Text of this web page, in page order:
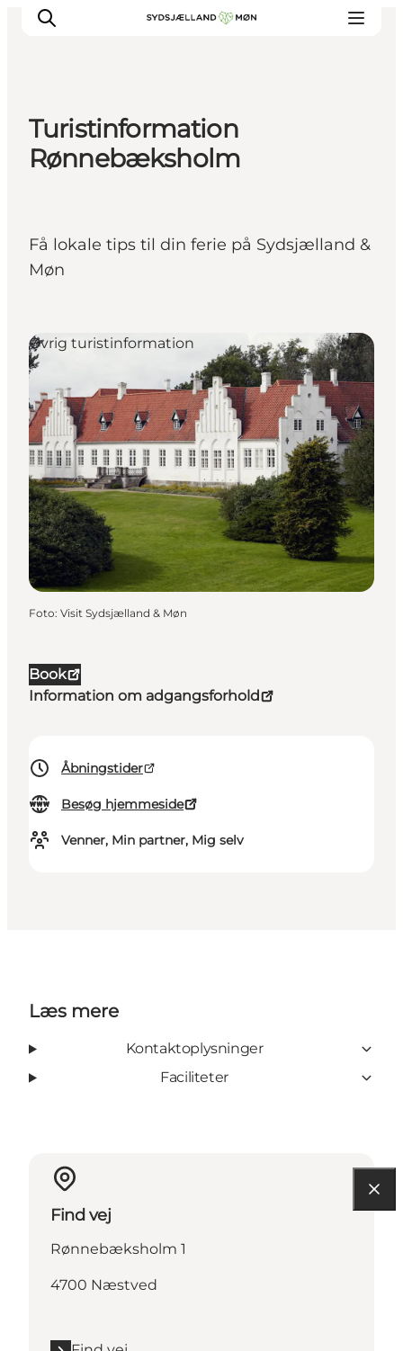
Oplev
Overnat
Planlæg din tur
Turistinformation
Rønnebæksholm
Få lokale tips til din ferie på Sydsjælland &
Møn
Book
Information om adgangsforhold
Åbningstider
Besøg hjemmeside
Venner, Min partner, Mig selv
Øvrig turistinformation
Foto: Visit Sydsjælland & Møn
Læs mere
Kontaktoplysninger
Faciliteter
Find vej
Rønnebæksholm 1
4700 Næstved